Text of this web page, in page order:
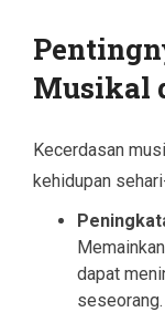
Musikal
Kecerdasan
kehidupan
dapat
seseorang.